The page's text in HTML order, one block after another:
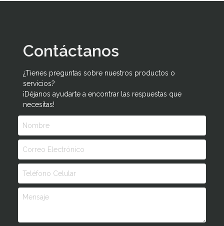
Contáctanos
¿Tienes preguntas sobre nuestros productos o
servicios?
¡Déjanos ayudarte a encontrar las respuestas que
necesitas!